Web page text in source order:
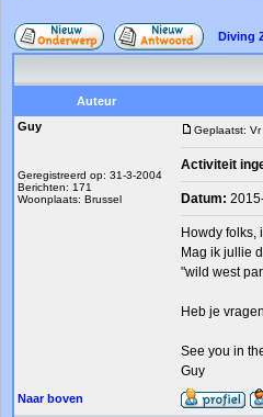
Diving
Auteur
Guy
Geregistreerd op: 31-3-2004
Berichten: 171
Woonplaats: Brussel
Geplaatst:
Activiteit
Datum:
Howdy folks,
Mag ik jullie
"wild west
Heb je
See you in
Guy
Naar boven